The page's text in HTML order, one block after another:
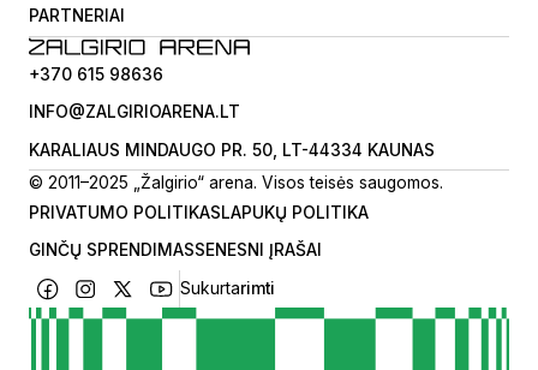
PARTNERIAI
+370 615 98636
INFO@ZALGIRIOARENA.LT
KARALIAUS MINDAUGO PR. 50, LT-44334 KAUNAS
© 2011–2025 „Žalgirio“ arena. Visos teisės saugomos.
PRIVATUMO POLITIKASLAPUKŲ POLITIKA
GINČŲ SPRENDIMASSENESNI ĮRAŠAI
Sukurtarimti